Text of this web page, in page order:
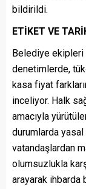
bildirildi.
ETİKET VE
Belediye ekipleri
denetimlerde,
kasa fiyat
inceliyor. Halk
amacıyla
durumlarda
vatandaşlardan
olumsuzlukla
arayarak ihbarda